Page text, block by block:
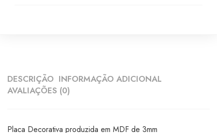
DESCRIÇÃO INFORMAÇÃO ADICIONAL
AVALIAÇÕES (0)
Placa Decorativa produzida em MDF de 3mm